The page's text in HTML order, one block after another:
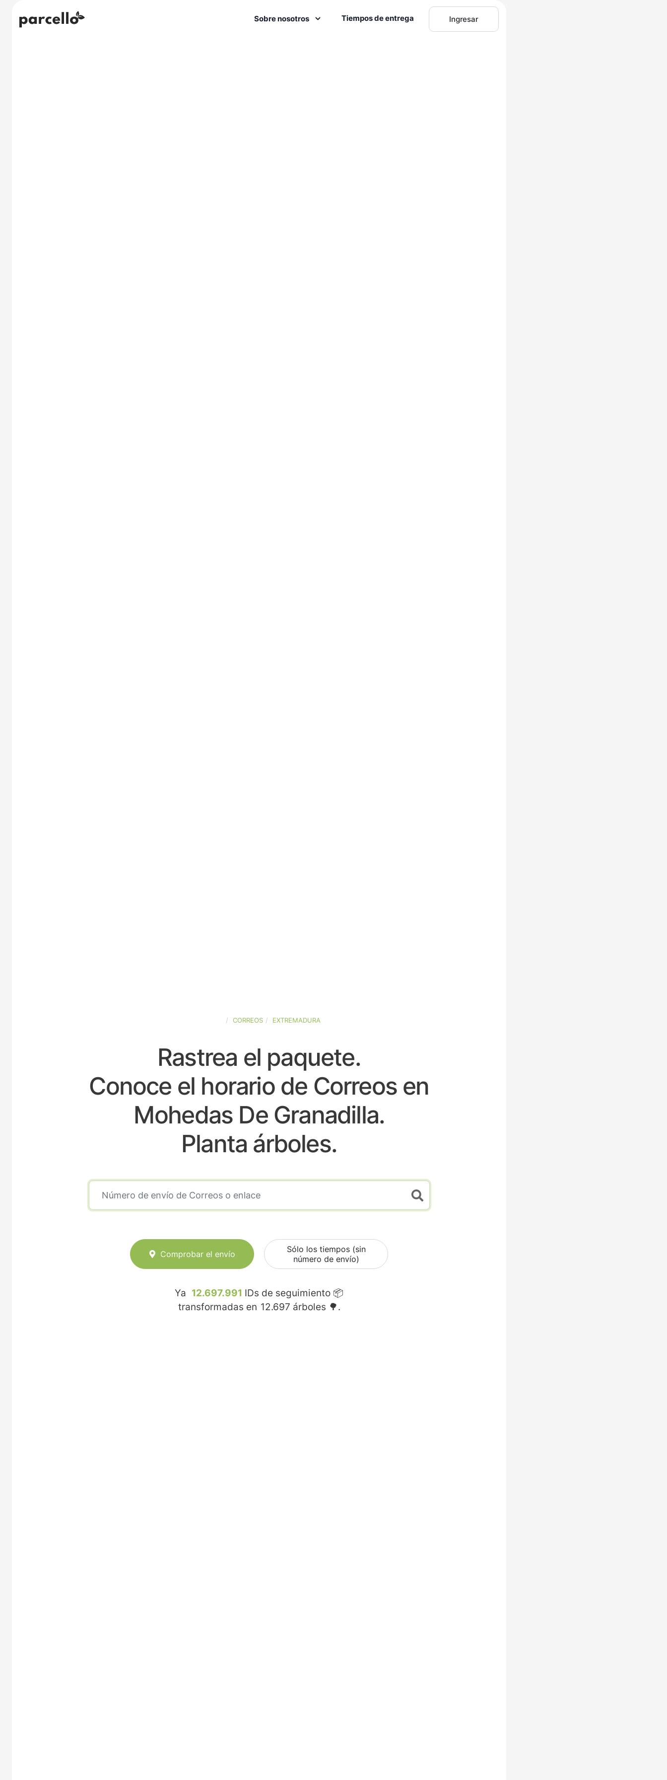
Sobre nosotros Tiempos de entrega Ingresar
CORREOS EXTREMADURA
Rastrea el paquete.
Conoce el horario de Correos en
Mohedas De Granadilla.
Planta árboles.
Comprobar el envío
Sólo los tiempos (sin
número de envío)
Ya 12.697.991 IDs de seguimiento 📦
transformadas en 12.697 árboles 🌳.